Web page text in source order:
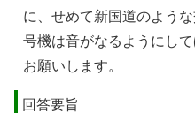
に、せめて新国道のよう
号機は⾳がなるようにし
お願いします。
回答要旨